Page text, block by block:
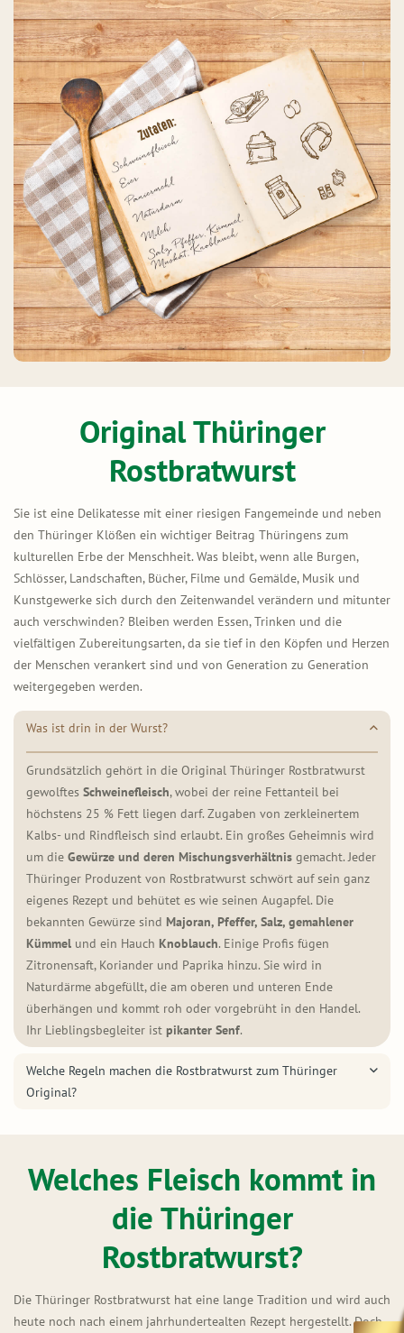
Original Thüringer
Rostbratwurst
Sie ist eine Delikatesse mit einer riesigen Fangemeinde und neben
den Thüringer Klößen ein wichtiger Beitrag Thüringens zum
kulturellen Erbe der Menschheit. Was bleibt, wenn alle Burgen,
Schlösser, Landschaften, Bücher, Filme und Gemälde, Musik und
Kunstgewerke sich durch den Zeitenwandel verändern und mitunter
auch verschwinden? Bleiben werden Essen, Trinken und die
vielfältigen Zubereitungsarten, da sie tief in den Köpfen und Herzen
der Menschen verankert sind und von Generation zu Generation
weitergegeben werden.
Was ist drin in der Wurst?
Grundsätzlich gehört in die Original Thüringer Rostbratwurst
gewolftes Schweinefleisch, wobei der reine Fettanteil bei
höchstens 25 % Fett liegen darf. Zugaben von zerkleinertem
Kalbs- und Rindfleisch sind erlaubt. Ein großes Geheimnis wird
um die Gewürze und deren Mischungsverhältnis gemacht. Jeder
Thüringer Produzent von Rostbratwurst schwört auf sein ganz
eigenes Rezept und behütet es wie seinen Augapfel. Die
bekannten Gewürze sind Majoran, Pfeffer, Salz, gemahlener
Kümmel und ein Hauch Knoblauch. Einige Profis fügen
Zitronensaft, Koriander und Paprika hinzu. Sie wird in
Naturdärme abgefüllt, die am oberen und unteren Ende
überhängen und kommt roh oder vorgebrüht in den Handel.
Ihr Lieblingsbegleiter ist pikanter Senf.
Welche Regeln machen die Rostbratwurst zum Thüringer
Original?
Welches Fleisch kommt in
die Thüringer
Rostbratwurst?
Die Thüringer Rostbratwurst hat eine lange Tradition und wird auch
heute noch nach einem jahrhundertealten Rezept hergestellt. Doch